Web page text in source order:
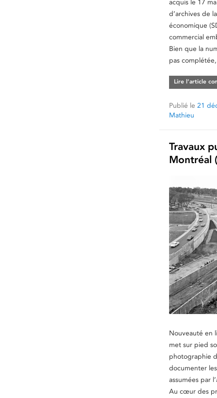
acquis le 17
d’archives de
économique
commercial
Bien que la
pas
Lire l’article
Publié le 21
Mathieu
Travaux
Montréal
Nouveauté en
met sur pied
photographie
documenter
assumées par
Au cœur des